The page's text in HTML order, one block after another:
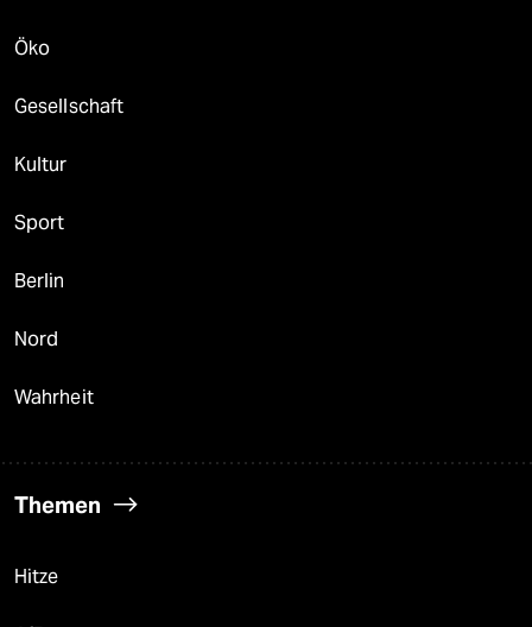
Öko
Gesellschaft
Kultur
Sport
Berlin
Nord
Wahrheit
Themen
Hitze